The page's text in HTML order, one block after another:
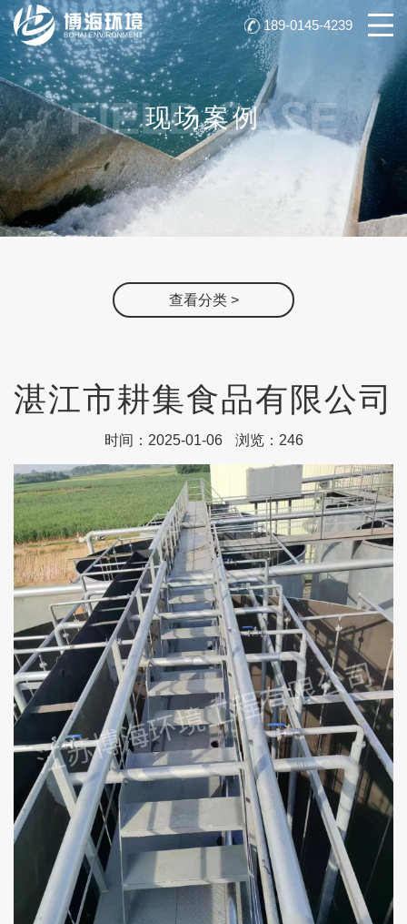
189-0145-4239
FIELD CASE
现场案例
查看分类 >
湛江市耕集食品有限公司
时间：2025-01-06 浏览：246